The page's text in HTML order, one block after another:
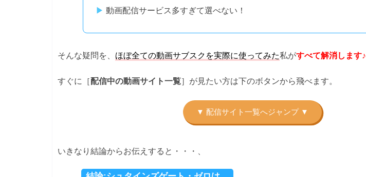
動画配信サービス多すぎて選べない！
そんな疑問を、 ほぼ全ての動画サブスクを実際に使ってみた私がすべて解消します♪
すぐに［配信中の動画サイト一覧］が見たい方は下のボタンから飛べます。
いきなり結論からお伝えすると・・・、